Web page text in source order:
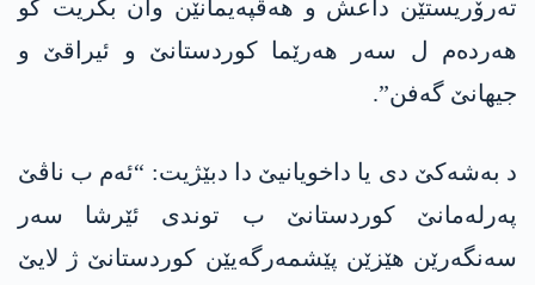
تەرۆریستێن داعش و ھەڤپەیمانێن وان بگریت کو
ھەردەم ل سەر ھەرێما کوردستانێ و ئیراقێ و
جیھانێ گەفن”.
د بەشەکێ دی یا داخویانیێ دا دبێژیت: “ئەم ب ناڤێ
پەرلەمانێ کوردستانێ ب توندی ئێرشا سەر
سەنگەرێن ھێزێن پێشمەرگەیێن کوردستانێ ژ لایێ